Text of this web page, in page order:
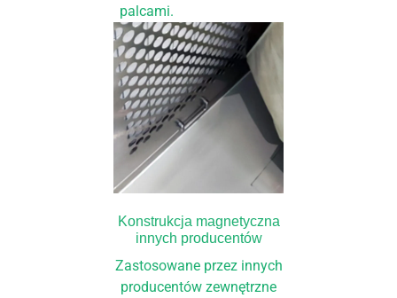
palcami.
Konstrukcja magnetyczna
innych producentów
Zastosowane przez innych
producentów zewnętrzne